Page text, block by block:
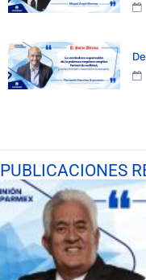
PUBLICACIONES